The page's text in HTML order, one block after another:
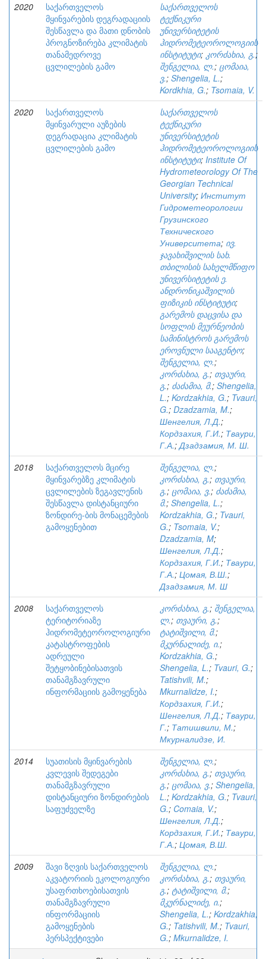
2020
საქართველოს
მყინვარების დეგრადაციის
შესწავლა და მათი დნობის
პროგნოზირება კლიმატის
თანამედროვე
ცვლილების გამო
საქართველოს
ტექნიკური
უნივერსიტეტის
ჰიდრომეტეოროლოგიის
ინსტიტუტი; კორძახია, გ.;
შენგელია, ლ.; ცომაია,
ვ.; Shengelia, L.;
Kordkhia, G.; Tsomaia, V.
2020
საქართველოს
მყინვარული აუზების
დეგრადაცია კლიმატის
ცვლილების გამო
საქართველოს
ტექნიკური
უნივერსიტეტის
ჰიდრომეტეოროლოგიის
ინსტიტუტი; Institute Of
Hydrometeorology Of The
Georgian Technical
University; Институт
Гидрометеорологии
Грузинского
Технического
Университета; ივ.
ჯავახიშვილის სახ.
თბილისის სახელმწიფო
უნივერსიტეტის ე.
ანდრონიკაშვილის
ფიზიკის ინსტიტუტი;
გარემოს დაცვისა და
სოფლის მეურნეობის
სამინისტროს გარემოს
ეროვნული სააგენტო;
შენგელია, ლ.;
კორძახია, გ.; თვაური,
გ.; ძაძამია, მ.; Shengelia,
L.; Kordzakhia, G.; Tvauri,
G.; Dzadzamia, M.;
Шенгелия, Л.Д.;
Кордзахия, Г.И.; Тваури,
Г.А.;Дзадзамия, М. Ш.
2018
საქართველოს მცირე
მყინვარებზე კლიმატის
ცვლილების ზეგავლენის
შესწავლა დისტანციური
ზონდირე-ბის მონაცემების
გამოყენებით
შენგელია, ლ.;
კორძახია, გ.; თვაური,
გ.; ცომაია, ვ.; ძაძამია,
მ.; Shengelia, L.;
Kordzakhia, G.; Tvauri,
G.; Tsomaia, V.;
Dzadzamia, M;
Шенгелия, Л.Д.;
Кордзахия, Г.И.; Тваури,
Г.А.; Цомая, В.Ш.;
Дзадзамия, М. Ш
2008
საქართველოს
ტერიტორიაზე
ჰიდრომეტეოროლოგიური
კატასტროფების
ადრეული
შეტყობინებისათვის
თანამგზავრული
ინფორმაციის გამოყენება
კორძახია, გ.; შენგელია,
ლ.; თვაური, გ.;
ტატიშვილი, მ.;
მკურნალიძე, ი.;
Kordzakhia, G.;
Shengelia, L.; Tvauri, G.;
Tatishvili, M.;
Mkurnalidze, I.;
Кордзахия, Г.И.;
Шенгелия, Л.Д.; Тваури,
Г.; Татишвили, М.;
Мкурналидзе, И.
2014
სუათისის მყინვარების
კვლევის შედეგები
თანამგზავრული
დისტანციური ზონდირების
საფუძველზე
შენგელია, ლ.;
კორძახია, გ.; თვაური,
გ.; ცომაია, ვ.; Shengelia,
L.; Kordzakhia, G.; Tvauri,
G.; Comaia, V.;
Шенгелия, Л.Д.;
Кордзахия, Г.И.; Тваури,
Г.А.; Цомая, В.Ш.
2009
შავი ზღვის საქართველოს
აკვატორიის ეკოლოგიური
უსაფრთხოებისათვის
თანამგზავრული
ინფორმაციის
გამოყენების
პერსპექტივები
შენგელია, ლ.;
კორძახია, გ.; თვაური,
გ.; ტატიშვილი, მ.;
მკურნალიძე, ი.;
Shengelia, L.; Kordzakhia,
G.; Tatishvili, M.; Tvauri,
G.; Mkurnalidze, I.